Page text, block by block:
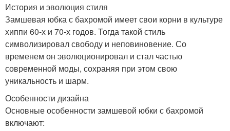
История и эволюция стиля
Замшевая юбка с бахромой имеет свои корни в культуре
хиппи 60-х и 70-х годов. Тогда такой стиль
символизировал свободу и неповиновение. Со
временем он эволюционировал и стал частью
современной моды, сохраняя при этом свою
уникальность и шарм.
Особенности дизайна
Основные особенности замшевой юбки с бахромой
включают: